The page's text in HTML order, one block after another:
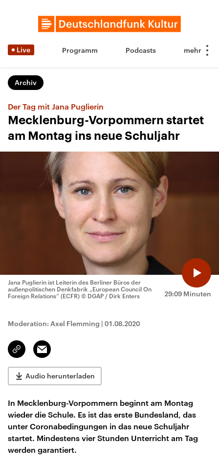
Live Programm Podcasts
Archiv
Der Tag mit Jana Puglierin
Mecklenburg-Vorpommern startet
am Montag ins neue Schuljahr
29:09 Minuten
Jana Puglierin ist Leiterin des Berliner Büros der
außenpolitischen Denkfabrik „European Council On
Foreign Relations“ (ECFR) © DGAP / Dirk Enters
Moderation: Axel Flemming | 01.08.2020
Link
kopieren/teilen
Email
Audio herunterladen
In Mecklenburg-Vorpommern beginnt am Montag
wieder die Schule. Es ist das erste Bundesland, das
unter Coronabedingungen in das neue Schuljahr
startet. Mindestens vier Stunden Unterricht am Tag
werden garantiert.